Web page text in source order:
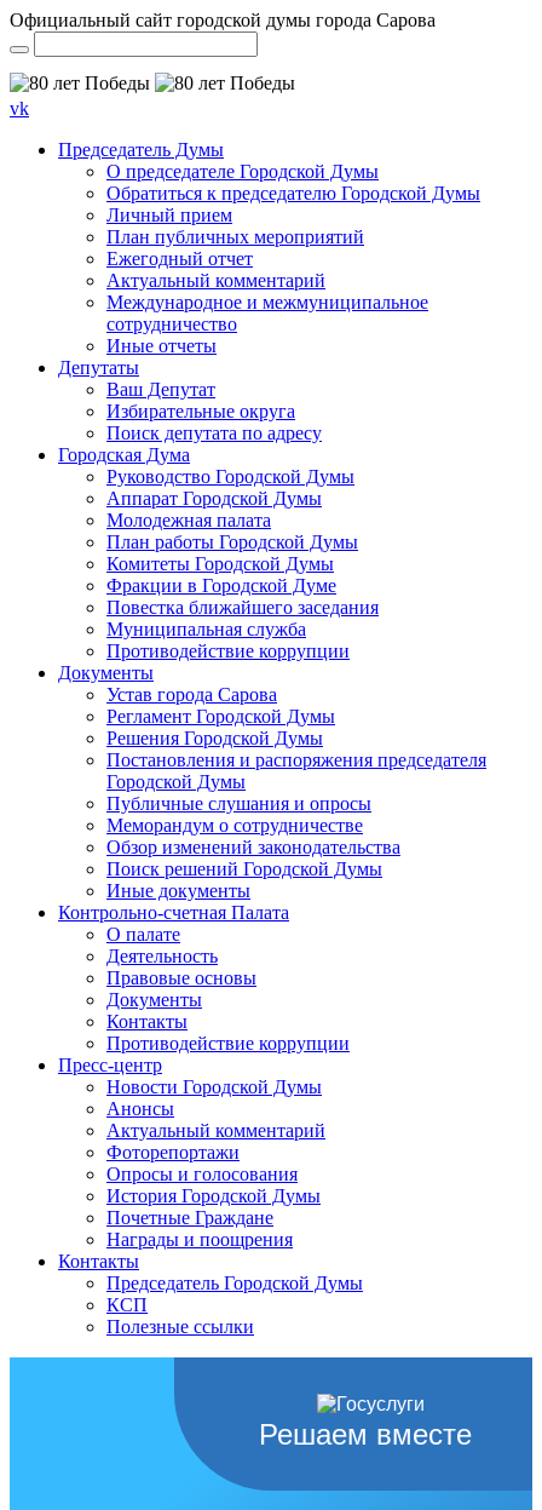
Официальный сайт городской думы города Сарова
vk
Председатель Думы
О председателе Городской Думы
Обратиться к председателю Городской Думы
Личный прием
План публичных мероприятий
Ежегодный отчет
Актуальный комментарий
Международное и межмуниципальное
сотрудничество
Иные отчеты
Депутаты
Ваш Депутат
Избирательные округа
Поиск депутата по адресу
Городская Дума
Руководство Городской Думы
Аппарат Городской Думы
Молодежная палата
План работы Городской Думы
Комитеты Городской Думы
Фракции в Городской Думе
Повестка ближайшего заседания
Муниципальная служба
Противодействие коррупции
Документы
Устав города Сарова
Регламент Городской Думы
Решения Городской Думы
Постановления и распоряжения председателя
Городской Думы
Публичные слушания и опросы
Меморандум о сотрудничестве
Обзор изменений законодательства
Поиск решений Городской Думы
Иные документы
Контрольно-счетная Палата
О палате
Деятельность
Правовые основы
Документы
Контакты
Противодействие коррупции
Пресс-центр
Новости Городской Думы
Анонсы
Актуальный комментарий
Фоторепортажи
Опросы и голосования
История Городской Думы
Почетные Граждане
Награды и поощрения
Контакты
Председатель Городской Думы
КСП
Полезные ссылки
Решаем вместе